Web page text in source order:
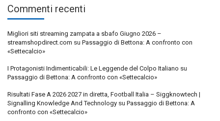
Commenti recenti
Migliori siti streaming zampata a sbafo Giugno 2026 –
streamshopdirect.com su Passaggio di Bettona: A confronto con
«Settecalcio»
I Protagonisti Indimenticabili: Le Leggende del Colpo Italiano su
Passaggio di Bettona: A confronto con «Settecalcio»
Risultati Fase A 2026 2027 in diretta, Football Italia – Siggknowtech |
Signalling Knowledge And Technology su Passaggio di Bettona: A
confronto con «Settecalcio»